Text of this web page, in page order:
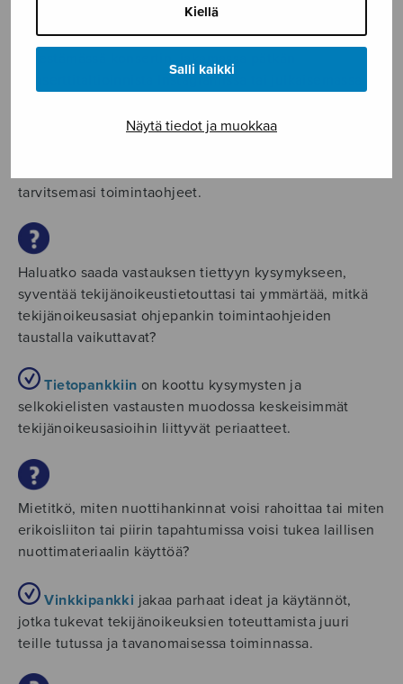
Kiellä
Salli kaikki
Näytä tiedot ja muokkaa
Kaipaatko konkreettisia neuvoja, kun olet vaikkapa
konserttitaltioinnista Instagramissa tai julkaisemassa
tarvitsemasi toimintaohjeet.
Haluatko saada vastauksen tiettyyn kysymykseen,
syventää tekijänoikeustietouttasi tai ymmärtää, mitkä
tekijänoikeusasiat ohjepankin toimintaohjeiden
taustalla vaikuttavat?
Tietopankkiin on koottu kysymysten ja
selkokielisten vastausten muodossa keskeisimmät
tekijänoikeusasioihin liittyvät periaatteet.
Mietitkö, miten nuottihankinnat voisi rahoittaa tai miten
erikoisliiton tai piirin tapahtumissa voisi tukea laillisen
nuottimateriaalin käyttöä?
Vinkkipankki jakaa parhaat ideat ja käytännöt,
jotka tukevat tekijänoikeuksien toteuttamista juuri
teille tutussa ja tavanomaisessa toiminnassa.